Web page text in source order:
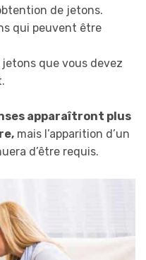
de jetons.
qui peuvent être
que vous devez
apparaîtront plus
mais l’apparition d’un
d’être requis.